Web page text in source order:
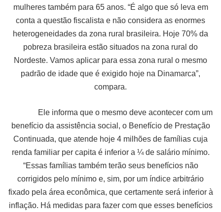
mulheres também para 65 anos. “É algo que só leva em
conta a questão fiscalista e não considera as enormes
heterogeneidades da zona rural brasileira. Hoje 70% da
pobreza brasileira estão situados na zona rural do
Nordeste. Vamos aplicar para essa zona rural o mesmo
padrão de idade que é exigido hoje na Dinamarca”,
compara.
Ele informa que o mesmo deve acontecer com um
benefício da assistência social, o Benefício de Prestação
Continuada, que atende hoje 4 milhões de famílias cuja
renda familiar per capita é inferior a ¼ de salário mínimo.
“Essas famílias também terão seus benefícios não
corrigidos pelo mínimo e, sim, por um índice arbitrário
fixado pela área econômica, que certamente será inferior à
inflação. Há medidas para fazer com que esses benefícios